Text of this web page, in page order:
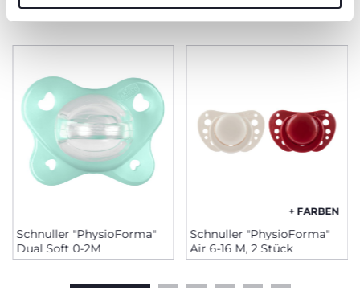
KÖNNTEN
Schnuller "PhysioForma"
Dual Soft 0-2M
+ FARBEN
Schnuller "PhysioForma"
Air 6-16 M, 2 Stück